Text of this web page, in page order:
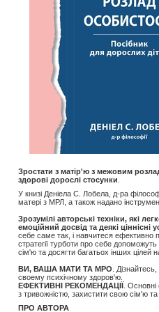
Зростати з матір'ю з межовим
здорові дорослі стосунки
У книзі Деніела С. Лобела, д-ра
матері з МРЛ, а також надано
Зрозумілі авторські техніки, які
емоційний досвід та деякі ціннісні
себе саме так, і навчитеся ефективно
стратегії турботи про себе
сім'ю та досягти багатьох інших цілей
ВИ, ВАША МАТИ ТА МРО .
своему психiчному здоров'ю.
ЕФЕКТИВНI РЕКОМЕНДАЦIЇ .
з тривожнiстю, захистити свою сiм'ю
ПРО АВТОРА